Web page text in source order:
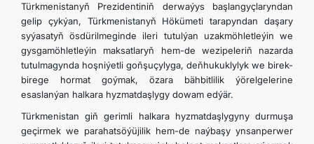
Türkmenistanyň Prezidentiniň derwaýys başlangyçlaryndan
gelip çykýan, Türkmenistanyň Hökümeti tarapyndan daşary
syýasatyň ösdürilmeginde ileri tutulýan uzakmöhletleýin we
gysgamöhletleýin maksatlaryň hem-de wezipeleriň nazarda
tutulmagynda hoşniýetli goňşuçylyga, deňhukuklylyk we birek-
birege hormat goýmak, özara bähbitlilik ýörelgelerine
esaslanýan halkara hyzmatdaşlygy dowam edýär.
Türkmenistan giň gerimli halkara hyzmatdaşlygyny durmuşa
geçirmek we parahatsöýüjilik hem-de naýbaşy ynsanperwer